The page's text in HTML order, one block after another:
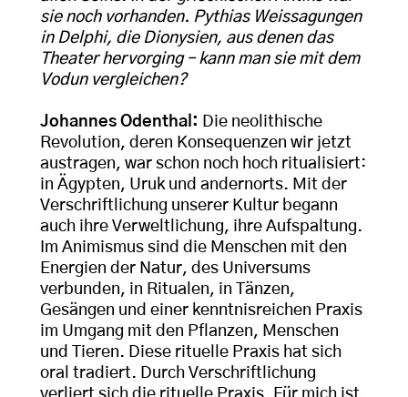
sie noch vorhanden. Pythias Weissagungen
in Delphi, die Dionysien, aus denen das
Theater hervorging – kann man sie mit dem
Vodun vergleichen?
Johannes Odenthal: Die neolithische
Revolution, deren Konsequenzen wir jetzt
austragen, war schon noch hoch ritualisiert:
in Ägypten, Uruk und andernorts. Mit der
Verschriftlichung unserer Kultur begann
auch ihre Verweltlichung, ihre Aufspaltung.
Im Animismus sind die Menschen mit den
Energien der Natur, des Universums
verbunden, in Ritualen, in Tänzen,
Gesängen und einer kenntnisreichen Praxis
im Umgang mit den Pflanzen, Menschen
und Tieren. Diese rituelle Praxis hat sich
oral tradiert. Durch Verschriftlichung